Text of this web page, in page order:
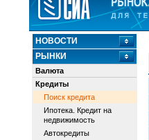
НОВОСТИ
РЫНКИ
Валюта
Кредиты
Поиск кредита
Ипотека. Кредит на
недвижимость
Автокредиты